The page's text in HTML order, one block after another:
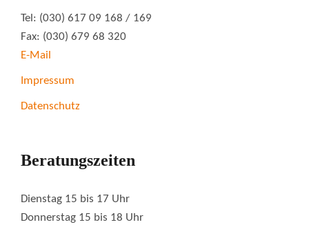
Tel: (030) 617 09 168 / 169
Fax: (030) 679 68 320
E-Mail
Impressum
Datenschutz
Beratungszeiten
Dienstag 15 bis 17 Uhr
Donnerstag 15 bis 18 Uhr